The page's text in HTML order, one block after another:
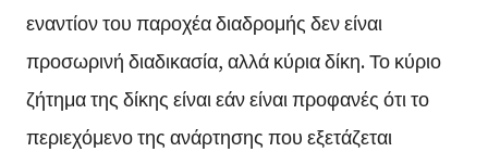
εναντίον του παροχέα διαδρομής δεν είναι
προσωρινή διαδικασία, αλλά κύρια δίκη. Το κύριο
ζήτημα της δίκης είναι εάν είναι προφανές ότι το
περιεχόμενο της ανάρτησης που εξετάζεται